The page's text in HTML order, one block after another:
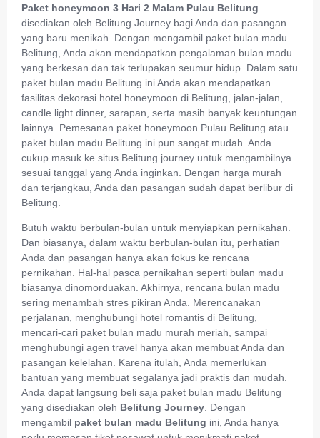
Paket honeymoon 3 Hari 2 Malam Pulau Belitung
disediakan oleh Belitung Journey bagi Anda dan pasangan
yang baru menikah. Dengan mengambil paket bulan madu
Belitung, Anda akan mendapatkan pengalaman bulan madu
yang berkesan dan tak terlupakan seumur hidup. Dalam satu
paket bulan madu Belitung ini Anda akan mendapatkan
fasilitas dekorasi hotel honeymoon di Belitung, jalan-jalan,
candle light dinner, sarapan, serta masih banyak keuntungan
lainnya. Pemesanan paket honeymoon Pulau Belitung atau
paket bulan madu Belitung ini pun sangat mudah. Anda
cukup masuk ke situs Belitung journey untuk mengambilnya
sesuai tanggal yang Anda inginkan. Dengan harga murah
dan terjangkau, Anda dan pasangan sudah dapat berlibur di
Belitung.
Butuh waktu berbulan-bulan untuk menyiapkan pernikahan.
Dan biasanya, dalam waktu berbulan-bulan itu, perhatian
Anda dan pasangan hanya akan fokus ke rencana
pernikahan. Hal-hal pasca pernikahan seperti bulan madu
biasanya dinomorduakan. Akhirnya, rencana bulan madu
sering menambah stres pikiran Anda. Merencanakan
perjalanan, menghubungi hotel romantis di Belitung,
mencari-cari paket bulan madu murah meriah, sampai
menghubungi agen travel hanya akan membuat Anda dan
pasangan kelelahan. Karena itulah, Anda memerlukan
bantuan yang membuat segalanya jadi praktis dan mudah.
Anda dapat langsung beli saja paket bulan madu Belitung
yang disediakan oleh Belitung Journey. Dengan
mengambil paket bulan madu Belitung ini, Anda hanya